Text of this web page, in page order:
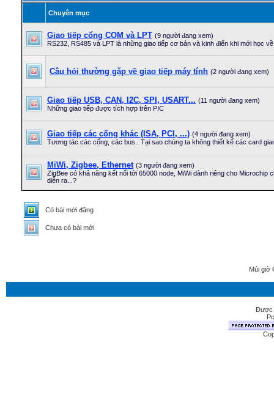
Chuyên mục
Giao tiếp cổng COM và LPT (9 người đang xem)
RS232, RS485 và LPT là những giao tiếp cơ bản và kinh điển khi mới học
Câu hỏi thường gặp về giao tiếp máy tính (2 người đang xem)
Giao tiếp USB, CAN, I2C, SPI, USART... (11 người đang xem)
Những giao tiếp được tích hợp trên PIC
Giao tiếp các cổng khác (ISA, PCI, ...) (4 người đang xem)
Tương tác các cổng, các bus.. Tại sao chúng ta không thiết kế các card
MiWi, Zigbee, Ethernet (3 người đang xem)
ZigBee có khả năng kết nối tới 65000 node, MiWi dành riêng cho Microchip
diễn ra...?
Có bài mới đăng
Chưa có bài mới
Múi giờ
Được